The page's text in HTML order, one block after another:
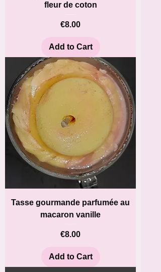
fleur de coton
Price
€8.00
Add to Cart
Tasse gourmande parfumée au
macaron vanille
Price
€8.00
Add to Cart